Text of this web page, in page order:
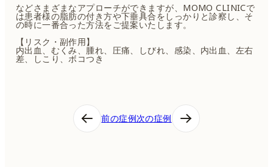
などさまざまなアプローチができますが、MOMO CLINICで
は患者様の脂肪の付き方や下垂具合をしっかりと診察し、そ
の時に一番合った方法をご提案いたします。
【リスク・副作用】
内出血、むくみ、腫れ、圧痛、しびれ、感染、内出血、左右
差、しこり、ボコつき
前の症例次の症例